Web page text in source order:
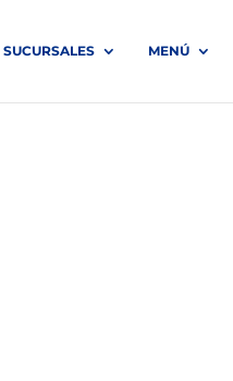
SUCURSALES MENÚ